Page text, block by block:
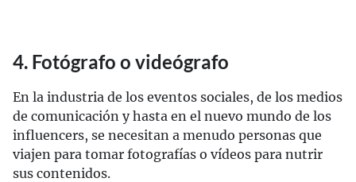
4. Fotógrafo o videógrafo
En la industria de los eventos sociales, de los medios
de comunicación y hasta en el nuevo mundo de los
influencers, se necesitan a menudo personas que
viajen para tomar fotografías o vídeos para nutrir
sus contenidos.